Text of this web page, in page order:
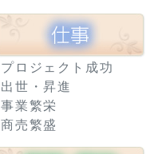
プロジェクト成功
出世・昇進
事業繁栄
商売繁盛